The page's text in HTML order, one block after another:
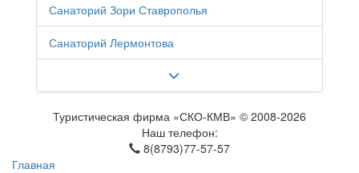
Санаторий Зори Ставрополья
Санаторий Лермонтова
Туристическая фирма «СКО-КМВ» © 2008-2026
Наш телефон:
8(8793)77-57-57
Главная